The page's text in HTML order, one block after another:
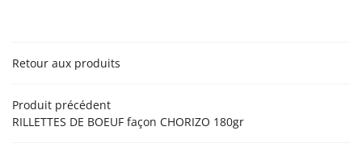
PRODUITS
Retour aux produits
Produit précédent
RILLETTES DE BOEUF façon CHORIZO 180gr